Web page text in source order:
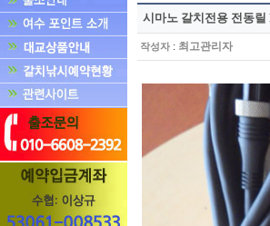
시마노 갈치전용 전동릴
작성자 : 최고관리자